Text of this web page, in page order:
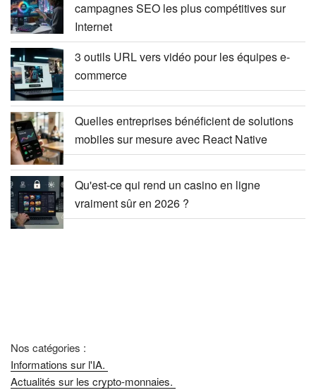
campagnes SEO les plus compétitives sur
Internet
3 outils URL vers vidéo pour les équipes e-
commerce
Quelles entreprises bénéficient de solutions
mobiles sur mesure avec React Native
Qu'est-ce qui rend un casino en ligne
vraiment sûr en 2026 ?
Nos catégories :
Informations sur l'IA.
Actualités sur les crypto-monnaies.